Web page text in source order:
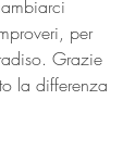
per
Grazie
la differenza